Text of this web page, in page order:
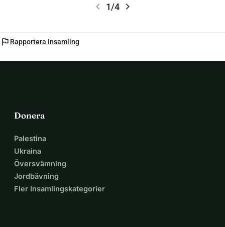
chevron_left 1/4 chevron_right
flag Rapportera Insamling
Donera
Palestina
Ukraina
Översvämning
Jordbävning
Fler Insamlingskategorier